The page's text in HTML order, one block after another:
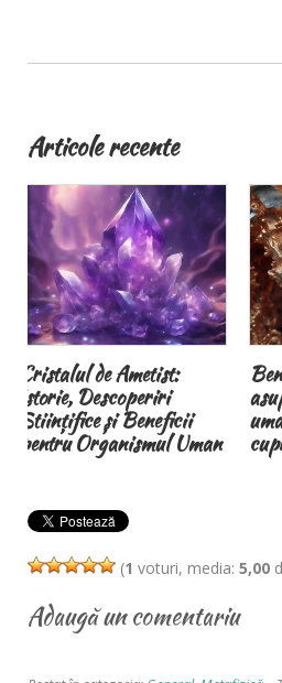
Articole recente
Beneficiile cuprului
asupra organismului
uman: O explorare
cuprinzătoare
(1 voturi, media: 5,00
Adaugă un comentariu